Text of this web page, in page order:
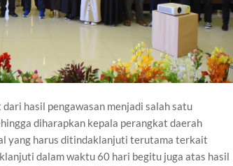
hasil pengawasan menjadi salah satu
diharapkan kepala perangkat daerah
yang harus ditindaklanjuti terutama terkait
dalam waktu 60 hari begitu juga atas hasil